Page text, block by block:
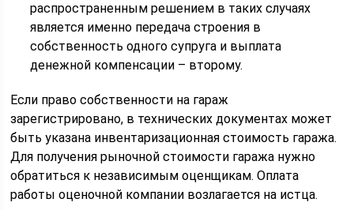
распространенным решением в таких случаях
является именно передача строения в
собственность одного супруга и выплата
денежной компенсации – второму.
Если право собственности на гараж
зарегистрировано, в технических документах может
быть указана инвентаризационная стоимость гаража.
Для получения рыночной стоимости гаража нужно
обратиться к независимым оценщикам. Оплата
работы оценочной компании возлагается на истца.